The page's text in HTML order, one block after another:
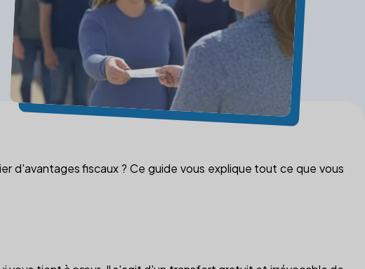
d'avantages fiscaux ? Ce guide vous explique tout ce que vous